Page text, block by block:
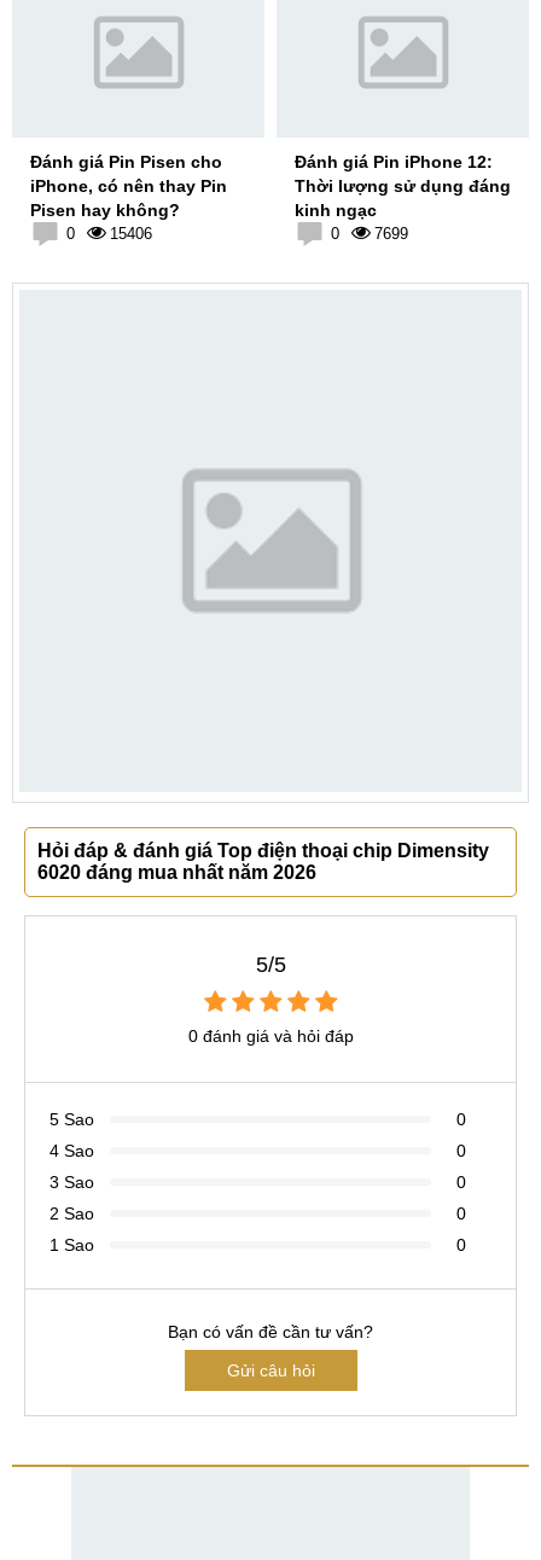
Đánh giá Pin Pisen cho
iPhone, có nên thay Pin
Pisen hay không?
0 15406
Đánh giá Pin iPhone 12:
Thời lượng sử dụng đáng
kinh ngạc
0 7699
Hỏi đáp & đánh giá Top điện thoại chip Dimensity
6020 đáng mua nhất năm 2026
5/5
0 đánh giá và hỏi đáp
5 Sao
0
4 Sao
0
3 Sao
0
2 Sao
0
1 Sao
0
Bạn có vấn đề cần tư vấn?
Gửi câu hỏi